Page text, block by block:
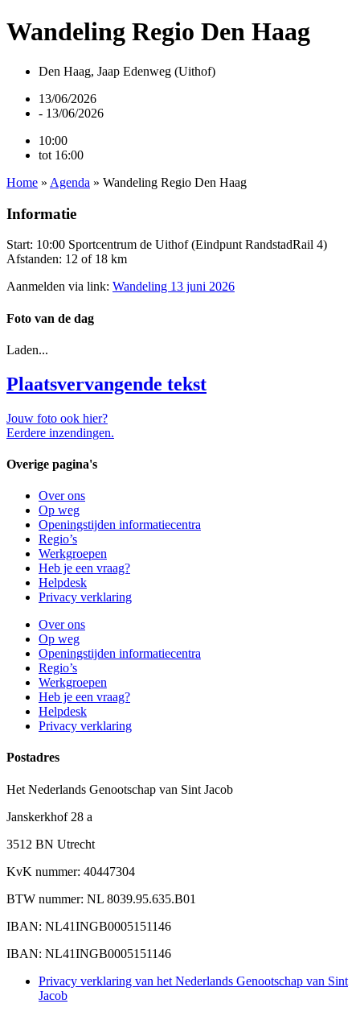
Wandeling Regio Den Haag
Den Haag, Jaap Edenweg (Uithof)
13/06/2026
- 13/06/2026
10:00
tot 16:00
Home » Agenda » Wandeling Regio Den Haag
Informatie
Start: 10:00 Sportcentrum de Uithof (Eindpunt RandstadRail 4)
Afstanden: 12 of 18 km
Aanmelden via link: Wandeling 13 juni 2026
Foto van de dag
Laden...
Plaatsvervangende tekst
Jouw foto ook hier?
Eerdere inzendingen.
Overige pagina's
Over ons
Op weg
Openingstijden informatiecentra
Regio’s
Werkgroepen
Heb je een vraag?
Helpdesk
Privacy verklaring
Over ons
Op weg
Openingstijden informatiecentra
Regio’s
Werkgroepen
Heb je een vraag?
Helpdesk
Privacy verklaring
Postadres
Het Nederlands Genootschap van Sint Jacob
Janskerkhof 28 a
3512 BN Utrecht
KvK nummer: 40447304
BTW nummer: NL 8039.95.635.B01
IBAN: NL41INGB0005151146
IBAN: NL41INGB0005151146
Privacy verklaring van het Nederlands Genootschap van Sint
Jacob